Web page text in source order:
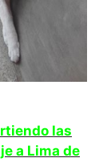
las
a Lima de